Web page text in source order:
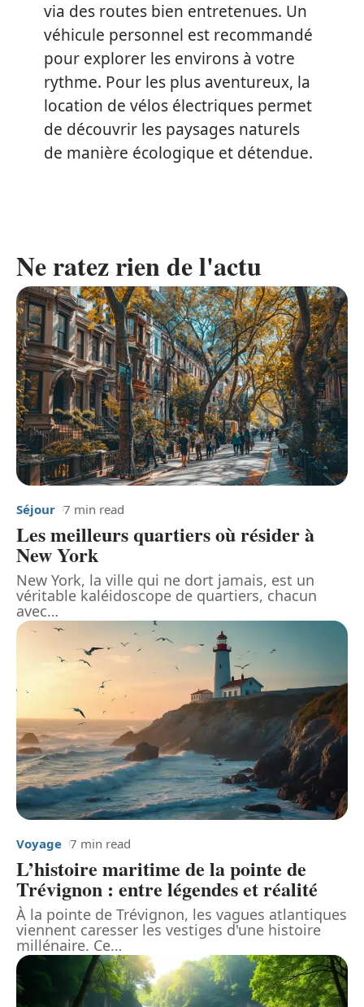
via des routes bien entretenues. Un
véhicule personnel est recommandé
pour explorer les environs à votre
rythme. Pour les plus aventureux, la
location de vélos électriques permet
de découvrir les paysages naturels
de manière écologique et détendue.
Ne ratez rien de l'actu
Séjour 7 min read
Les meilleurs quartiers où résider à
New York
New York, la ville qui ne dort jamais, est un
véritable kaléidoscope de quartiers, chacun
avec…
Voyage 7 min read
L’histoire maritime de la pointe de
Trévignon : entre légendes et réalité
À la pointe de Trévignon, les vagues atlantiques
viennent caresser les vestiges d'une histoire
millénaire. Ce…